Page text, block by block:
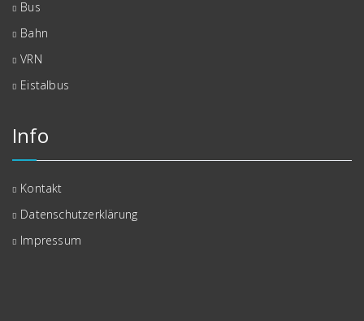
Bus
Bahn
VRN
Eistalbus
Info
Kontakt
Datenschutzerklärung
Impressum